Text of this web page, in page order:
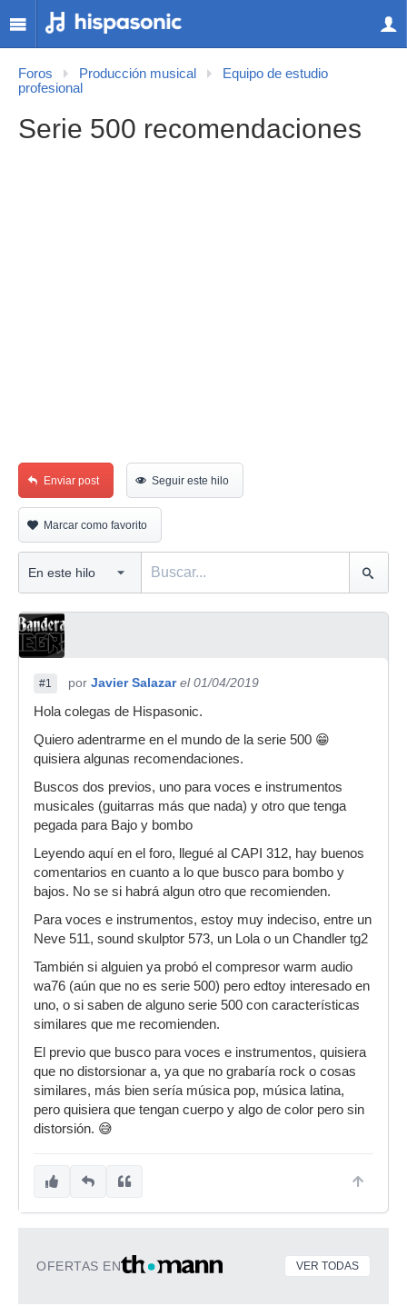
Foros Producción musical
Equipo de estudio
profesional
Serie 500 recomendaciones
Enviar post Seguir este hilo
Marcar como favorito
#1 por Javier Salazar el 01/04/2019
Hola colegas de Hispasonic.
Quiero adentrarme en el mundo de la serie 500 😁
quisiera algunas recomendaciones.
Buscos dos previos, uno para voces e instrumentos
musicales (guitarras más que nada) y otro que tenga
pegada para Bajo y bombo
Leyendo aquí en el foro, llegué al CAPI 312, hay buenos
comentarios en cuanto a lo que busco para bombo y
bajos. No se si habrá algun otro que recomienden.
Para voces e instrumentos, estoy muy indeciso, entre un
Neve 511, sound skulptor 573, un Lola o un Chandler tg2
También si alguien ya probó el compresor warm audio
wa76 (aún que no es serie 500) pero edtoy interesado en
uno, o si saben de alguno serie 500 con características
similares que me recomienden.
El previo que busco para voces e instrumentos, quisiera
que no distorsionar a, ya que no grabaría rock o cosas
similares, más bien sería música pop, música latina,
pero quisiera que tengan cuerpo y algo de color pero sin
distorsión. 😅
OFERTAS EN VER TODAS